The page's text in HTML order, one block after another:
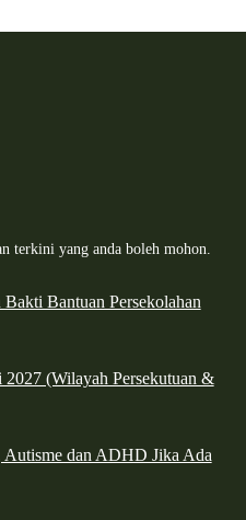
terkini yang anda boleh mohon.
Bantuan Persekolahan
(Wilayah Persekutuan &
dan ADHD Jika Ada